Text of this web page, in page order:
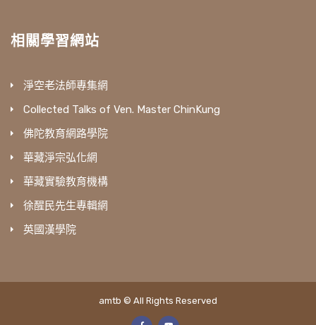
相關學習網站
淨空老法師專集網
Collected Talks of Ven. Master ChinKung
佛陀教育網路學院
華藏淨宗弘化網
華藏實驗教育機構
徐醒民先生專輯網
英國漢學院
amtb © All Rights Reserved